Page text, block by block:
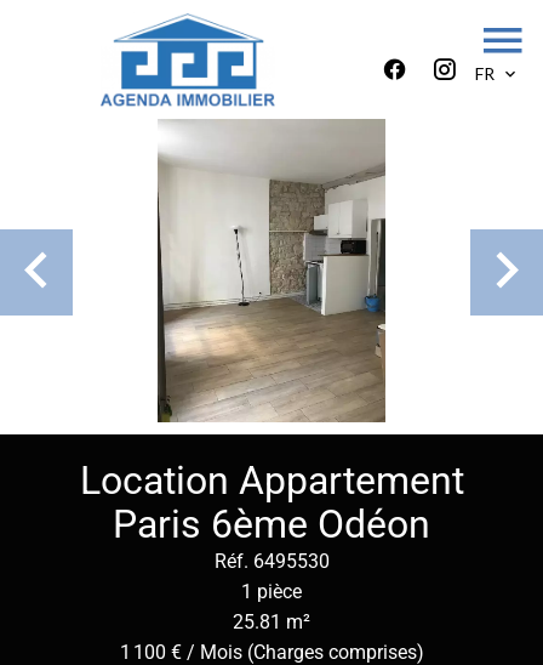
FR
Location Appartement
Paris 6ème Odéon
Réf. 6495530
1 pièce
25.81 m²
1 100 € / Mois (Charges comprises)